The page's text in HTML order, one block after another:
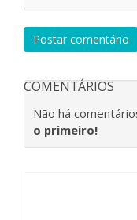
Postar comentário
COMENTÁRIOS
Não há
o primeiro!